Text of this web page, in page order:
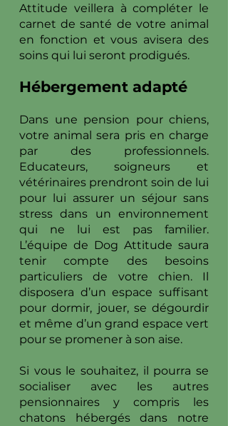
Attitude veillera à compléter le
carnet de santé de votre animal
en fonction et vous avisera des
soins qui lui seront prodigués.
Hébergement adapté
Dans une pension pour chiens,
votre animal sera pris en charge
par des professionnels.
Educateurs, soigneurs et
vétérinaires prendront soin de lui
pour lui assurer un séjour sans
stress dans un environnement
qui ne lui est pas familier.
L’équipe de Dog Attitude saura
tenir compte des besoins
particuliers de votre chien. Il
disposera d’un espace suffisant
pour dormir, jouer, se dégourdir
et même d’un grand espace vert
pour se promener à son aise.
Si vous le souhaitez, il pourra se
socialiser avec les autres
pensionnaires y compris les
chatons hébergés dans notre